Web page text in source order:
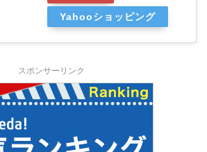
Yahooショッピング
スポンサーリンク